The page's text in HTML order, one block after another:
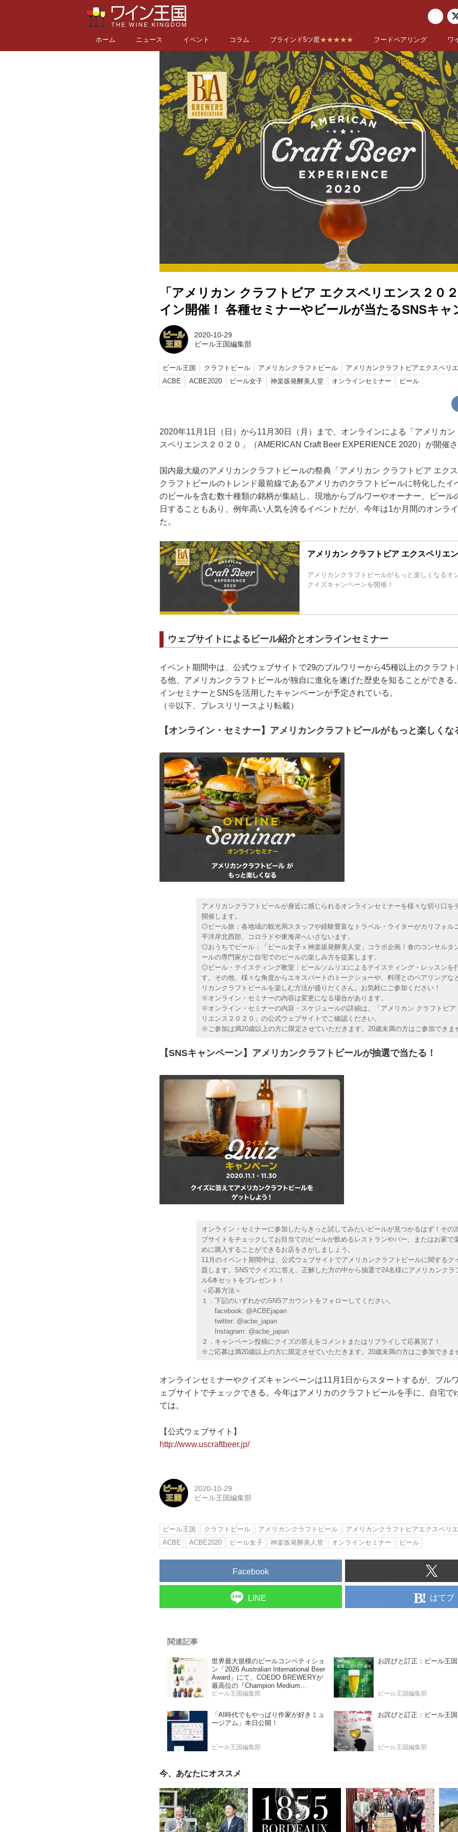
ホーム ニュース イベント コラム ブラインド5ツ星★★★★★ フードペアリング ワ
「アメリカン クラフトビア エクスペリエンス２０
イン開催！ 各種セミナーやビールが当たるSNSキャ
2020-10-29
ビール王国編集部
ビール王国 クラフトビール アメリカンクラフトビール
アメリカンクラフトビアエクスペリ
ACBE
ACBE2020 ビール女子 神楽坂発酵美人堂 オンラインセミナー ビール
2020年11月1日（日）から11月30日（月）まで、オンラインによる「アメリカン
スペリエンス２０２０」（AMERICAN Craft Beer EXPERIENCE 2020）が開催さ
国内最大級のアメリカンクラフトビールの祭典「アメリカン クラフトビア エクス
クラフトビールのトレンド最前線であるアメリカのクラフトビールに特化したイ
のビールを含む数十種類の銘柄が集結し、現地からブルワーやオーナー、ビール
日することもあり、例年高い人気を誇るイベントだが、今年は1か月間のオンラ
た。
アメリカン クラフトビア エクスペリエ
アメリカンクラフトビールがもっと楽しくなるオ
クイズキャンペーンを開催！
ウェブサイトによるビール紹介とオンラインセミナー
イベント期間中は、公式ウェブサイトで29のブルワリーから45種以上のクラフ
る他、アメリカンクラフトビールが独自に進化を遂げた歴史を知ることができる
インセミナーとSNSを活用したキャンペーンが予定されている。
（※以下、プレスリリースより転載）
【オンライン・セミナー】アメリカンクラフトビールがもっと楽しくな
アメリカンクラフトビールが身近に感じられるオンラインセミナーを様々な切り口を
開催します。
◎ビール旅：各地域の観光局スタッフや経験豊富なトラベル・ライターがカリフォル
平洋岸北西部、コロラドや東海岸へいざないます。
◎おうちでビール：「ビール女子ｘ神楽坂発酵美人堂」コラボ企画！食のコンサルタ
ールの専門家がご自宅でのビールの楽しみ方を提案します。
◎ビール・テイスティング教室：ビールソムリエによるテイスティング・レッスンを
す。その他、様々な角度からエキスパートのトークショーや、料理とのペアリングな
リカンクラフトビールを楽しむ方法が盛りだくさん。お気軽にご参加ください！
※オンライン・セミナーの内容は変更になる場合があります。
※オンライン・セミナーの内容・スケジュールの詳細は、「アメリカン クラフトビア
リエンス２０２０」の公式ウェブサイトでご確認ください。
※ご参加は満20歳以上の方に限定させていただきます。20歳未満の方はご参加できま
【SNSキャンペーン】アメリカンクラフトビールが抽選で当たる！
オンライン・セミナーに参加したらきっと試してみたいビールが見つかるはず！その
ブサイトをチェックしてお目当てのビールが飲めるレストランやバー、またはお家で
めに購入することができるお店をさがしましょう。
11月のイベント期間中は、公式ウェブサイトでアメリカンクラフトビールに関するク
題します。SNSでクイズに答え、正解した方の中から抽選で24名様にアメリカンクラ
ル6本セットをプレゼント！
＜応募方法＞
１．下記のいずれかのSNSアカウントをフォローしてください。
facebook: @ACBEjapan
twitter: @acbe_japan
Instagram: @acbe_japan
２．​キャンペーン投稿にクイズの答えをコメントまたはリプライして応募完了！
※ご応募は満20歳以上の方に限定させていただきます。20歳未満の方はご参加できま
オンラインセミナーやクイズキャンペーンは11月1日からスタートするが、ブル
ェブサイトでチェックできる。今年はアメリカのクラフトビールを手に、自宅で
ては。
【公式ウェブサイト】
http://www.uscraftbeer.jp/
2020-10-29
ビール王国編集部
ビール王国 クラフトビール アメリカンクラフトビール
アメリカンクラフトビアエクスペリ
ACBE
ACBE2020 ビール女子 神楽坂発酵美人堂 オンラインセミナー ビール
Facebook
LINE はてブ
関連記事
世界最大規模のビールコンペティショ
ン「2026 Australian International Beer
Award」にて、COEDO BREWERYが
最高位の『Champion Medium
International Brewery』を受賞！
ビール王国編集部
お詫びと訂正：ビール王
ビール王国編集部
「AI時代でもやっぱり作家が好きミュ
ージアム」本日公開！
ビール王国編集部
お詫びと訂正：ビール王
ビール王国編集部
今、あなたにオススメ